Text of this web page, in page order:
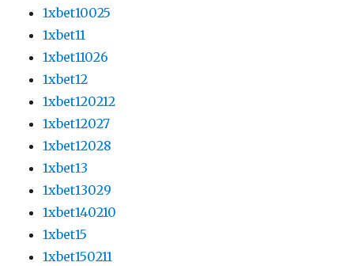
1xbet10025
1xbet11
1xbet11026
1xbet12
1xbet120212
1xbet12027
1xbet12028
1xbet13
1xbet13029
1xbet140210
1xbet15
1xbet150211